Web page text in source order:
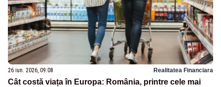
26 iun. 2026, 09:08 Realitatea Financiara
Cât costă viața în Europa: România, printre cele mai